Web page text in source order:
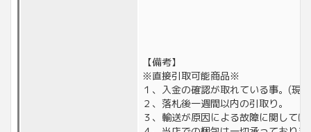
【備考】
※直接引取可能商品※
１、入金の確認が取れている事。(現
２、落札後一週間以内の引取り。
３、輸送が原因による故障に関して